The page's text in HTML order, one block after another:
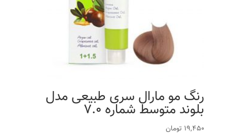
رنگ مو مارال سری طبیعی مدل
بلوند متوسط شماره 7.0
19,450 تومان